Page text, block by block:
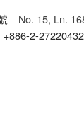
｜ No. 15, Ln.
2-